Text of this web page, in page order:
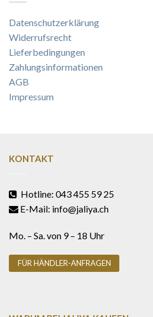
Datenschutzerklärung
Widerrufsrecht
Lieferbedingungen
Zahlungsinformationen
AGB
Impressum
KONTAKT
Hotline: 043 455 59 25
E-Mail: info@jaliya.ch
Mo. – Sa. von 9 – 18 Uhr
FÜR HÄNDLER-ANFRAGEN